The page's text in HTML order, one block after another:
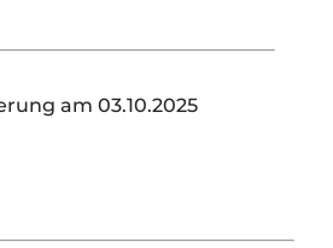
am 03.10.2025